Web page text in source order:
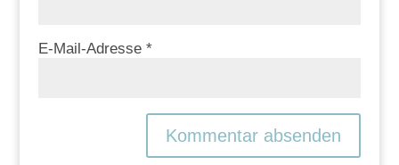
E-Mail-Adresse *